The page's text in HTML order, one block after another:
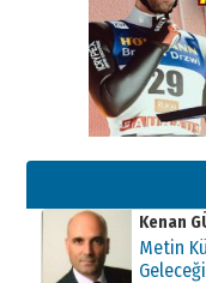
Kenan
Metin
11 Mayıs
Kenan
Metin